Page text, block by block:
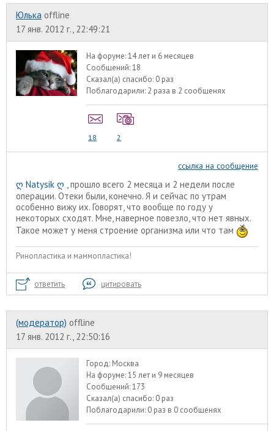
Юлька offline
17 янв. 2012 г., 22:49:21
На форуме:14 лет и 6 месяцев
Сообщений:18
Сказал(а) спасибо: 0 раз
Поблагодарили: 2 раза в 2 сообщенях
18 2
ссылка на сообщение
ღ Natysik ღ ,прошло всего 2 месяца и 2 недели после
операции. Отеки были, конечно. Я и сейчас по утрам
особенно вижу их. Говорят, что вообще по году у
некоторых сходят. Мне, наверное повезло, что нет явных.
Такое может у меня строение организма или что там
Ринопластика и маммопластика!
ответить цитировать
(модератор) offline
17 янв. 2012 г., 22:50:16
Город: Москва
На форуме:15 лет и 9 месяцев
Сообщений:173
Сказал(а) спасибо: 0 раз
Поблагодарили: 0 раз в 0 сообщенях